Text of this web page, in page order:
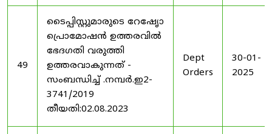
49
ടൈപ്പിസ്റ്റുമാരുടെ റേഷേൃാ
പ്രൊമോഷൻ ഉത്തരവിൽ
ഭേദഗതി വരുത്തി
ഉത്തരവാകുന്നത് -
സംബന്ധിച്ച് .നമ്പർ.ഇ2-
3741/2019
തീയതി:02.08.2023
Dept
Orders
30-01-
2025